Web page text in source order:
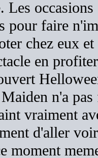
Les
pour faire
chez eux
en
n'a
vraiment
d'aller
moment